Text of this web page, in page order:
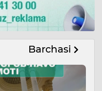
Barchasi